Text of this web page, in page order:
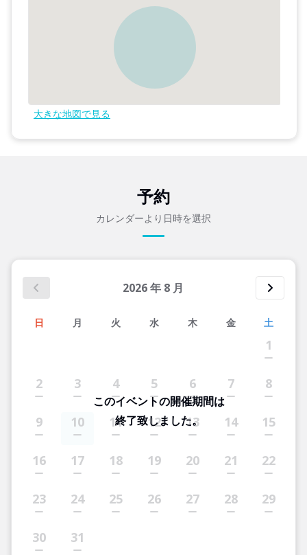
大きな地図で見る
予約
カレンダーより日時を選択
2026年 8 月
日 月 火 水 木 金 土
1
2 3 4 5 6 7 8
9 10 11 12 13 14 15
16 17 18 19 20 21 22
23 24 25 26 27 28 29
30 31
このイベントの開催期間は
終了致しました。